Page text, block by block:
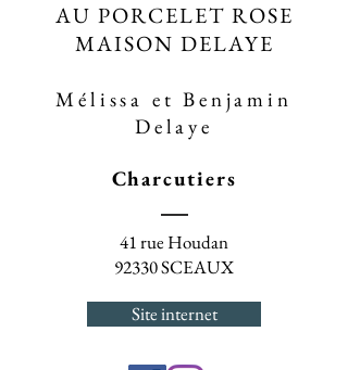
AU PORCELET ROSE
MAISON DELAYE
Mélissa et Benjamin
Delaye
Charcutiers
41 rue Houdan
92330 SCEAUX
Site internet